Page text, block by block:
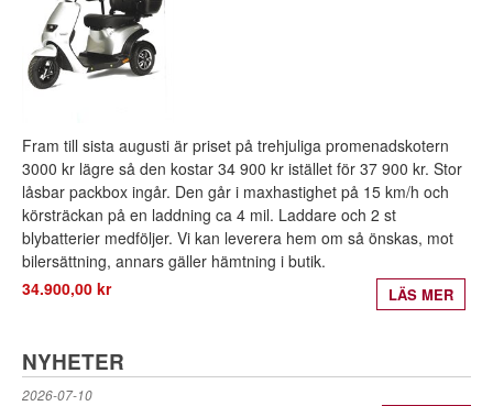
Fram till sista augusti är priset på trehjuliga promenadskotern
3000 kr lägre så den kostar 34 900 kr istället för 37 900 kr. Stor
låsbar packbox ingår. Den går i maxhastighet på 15 km/h och
körsträckan på en laddning ca 4 mil. Laddare och 2 st
blybatterier medföljer. Vi kan leverera hem om så önskas, mot
bilersättning, annars gäller hämtning i butik.
34.900,00 kr
LÄS MER
NYHETER
2026-07-10